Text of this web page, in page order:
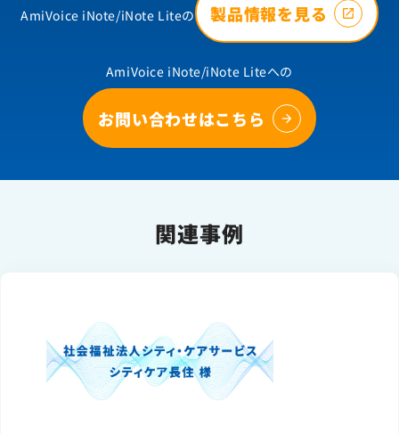
AmiVoice iNote/iNote Liteの 製品情報を見る
AmiVoice iNote/iNote Liteへの
お問い合わせはこちら
関連事例